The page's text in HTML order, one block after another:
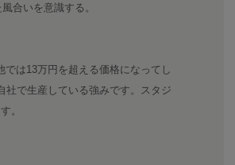
合いを意識する。
は13万円を超える価格になってし
社で生産している強みです。スタジ
。